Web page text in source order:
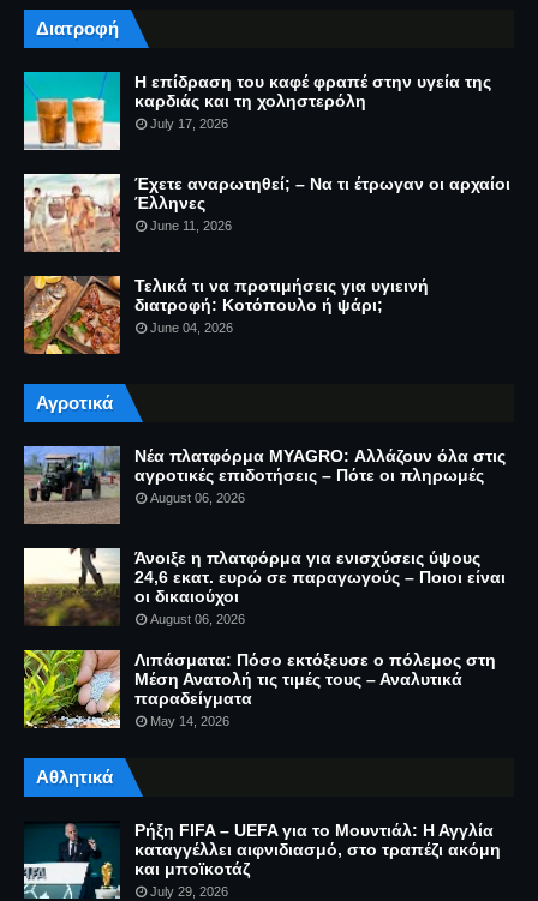
Διατροφή
Η επίδραση του καφέ φραπέ στην υγεία της
καρδιάς και τη χοληστερόλη
July 17, 2026
Έχετε αναρωτηθεί; – Να τι έτρωγαν οι αρχαίοι
Έλληνες
June 11, 2026
Τελικά τι να προτιμήσεις για υγιεινή
διατροφή: Κοτόπουλο ή ψάρι;
June 04, 2026
Αγροτικά
Νέα πλατφόρμα MYAGRO: Αλλάζουν όλα στις
αγροτικές επιδοτήσεις – Πότε οι πληρωμές
August 06, 2026
Άνοιξε η πλατφόρμα για ενισχύσεις ύψους
24,6 εκατ. ευρώ σε παραγωγούς – Ποιοι είναι
οι δικαιούχοι
August 06, 2026
Λιπάσματα: Πόσο εκτόξευσε ο πόλεμος στη
Μέση Ανατολή τις τιμές τους – Αναλυτικά
παραδείγματα
May 14, 2026
Αθλητικά
Ρήξη FIFA – UEFA για το Μουντιάλ: Η Αγγλία
καταγγέλλει αιφνιδιασμό, στο τραπέζι ακόμη
και μποϊκοτάζ
July 29, 2026